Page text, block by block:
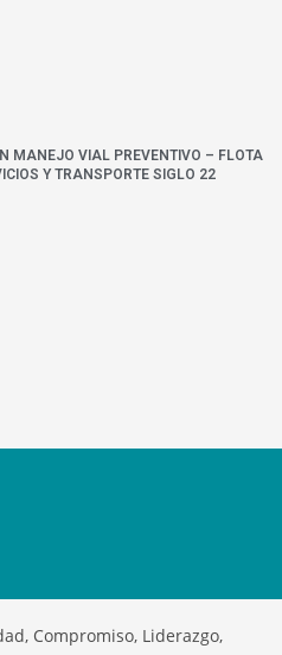
MANEJO VIAL PREVENTIVO – FLOTA
Y TRANSPORTE SIGLO 22